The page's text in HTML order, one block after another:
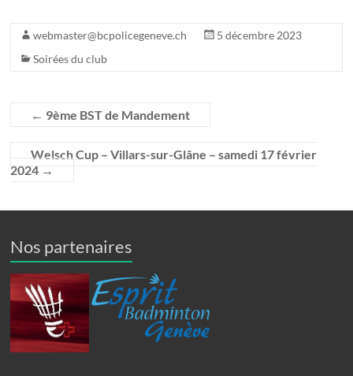
webmaster@bcpolicegeneve.ch
5 décembre 2023
Soirées du club
← 9ème BST de Mandement
Welsch Cup – Villars-sur-Glâne – samedi 17 février
2024 →
Nos partenaires